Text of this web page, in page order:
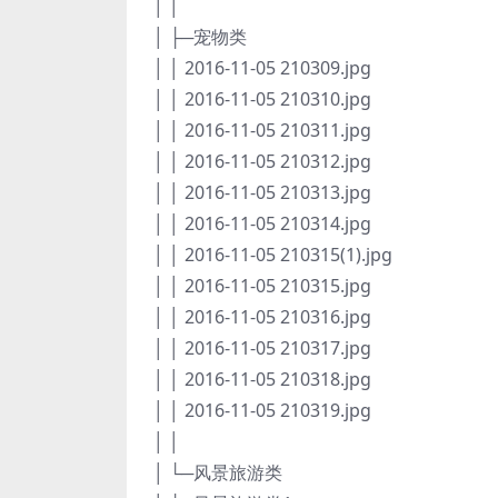
│ ├─宠物类
│ │ 2016-11-05 210309.jpg
│ │ 2016-11-05 210310.jpg
│ │ 2016-11-05 210311.jpg
│ │ 2016-11-05 210312.jpg
│ │ 2016-11-05 210313.jpg
│ │ 2016-11-05 210314.jpg
│ │ 2016-11-05 210315(1).jpg
│ │ 2016-11-05 210315.jpg
│ │ 2016-11-05 210316.jpg
│ │ 2016-11-05 210317.jpg
│ │ 2016-11-05 210318.jpg
│ │ 2016-11-05 210319.jpg
│ └─风景旅游类